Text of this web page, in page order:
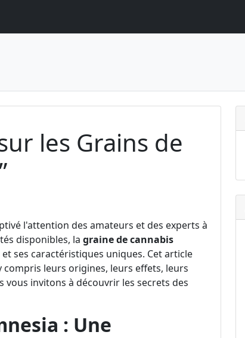
les Grains de
l'attention des amateurs et des experts à
disponibles, la graine de cannabis
ses caractéristiques uniques. Cet article
compris leurs origines, leurs effets, leurs
invitons à découvrir les secrets des
: Une